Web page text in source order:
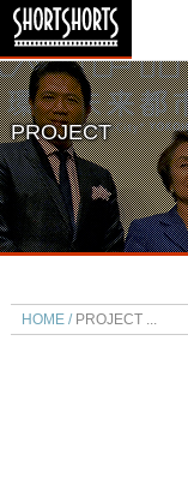
PROJECT
HOME PROJECT